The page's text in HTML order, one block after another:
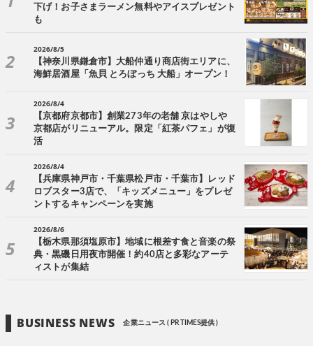
下げ！お子さまラーメン無料やアイスプレゼント
も
2026/8/5
【神奈川県鎌倉市】大船仲通り商店街エリアに、
海鮮居酒屋「魚貝 とろぼっち 大船」オープン！
2026/8/4
【京都府京都市】創業273年の老舗 京はやしや
京都店がリニューアル。限定「紅茶パフェ」が復
活
2026/8/4
【兵庫県神戸市・千葉県松戸市・千葉市】レッド
ロブスター3店で、「キッズメニュー」をプレゼ
ントするキャンペーンを実施
2026/8/6
【栃木県那須塩原市】地域に根差す食と音楽の祭
典・黒磯日用夜市開催！約40店と多彩なアーテ
ィストが集結
BUSINESS NEWS 企業ニュース ( PR TIMES提供 )